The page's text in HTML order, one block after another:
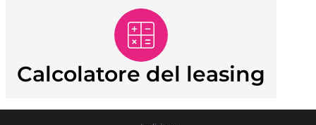
Calcolatore del leasing